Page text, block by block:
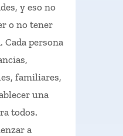
y eso no
o no tener
Cada persona
familiares,
una
todos.
a